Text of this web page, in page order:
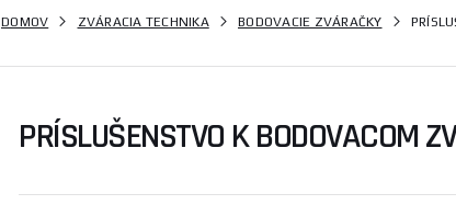
DOMOV ZVÁRACIA TECHNIKA BODOVACIE ZVÁRAČKY
PRÍSLUŠENSTVO K BODOVACOM